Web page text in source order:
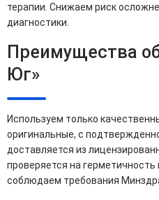
терапии. Снижаем риск
диагностики.
Преимущества
Юг»
Используем только
оригинальные, с
доставляется из
проверяется на
соблюдаем требования